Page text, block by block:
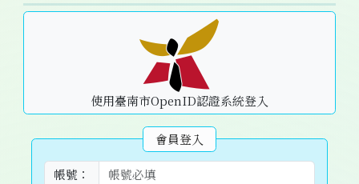
使用臺南市OpenID認證系統登入
會員登入
帳號：